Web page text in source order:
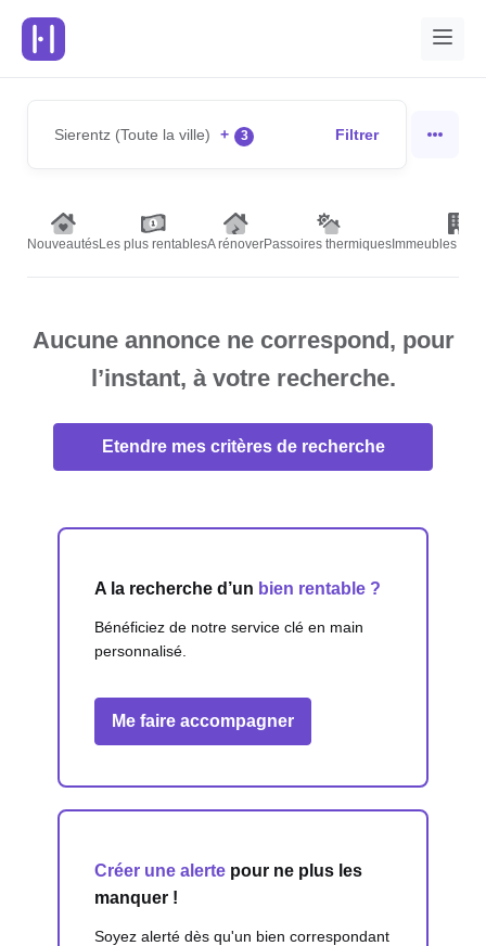
Sierentz (Toute la ville) + 3 Filtrer
NouveautésLes plus rentablesA rénoverPassoires thermiques Immeubles de
Aucune annonce ne correspond, pour
l’instant, à votre recherche.
Etendre mes critères de recherche
A la recherche d’un bien rentable ?
Bénéficiez de notre service clé en main
personnalisé.
Me faire accompagner
Créer une alerte pour ne plus les
manquer !
Soyez alerté dès qu'un bien correspondant